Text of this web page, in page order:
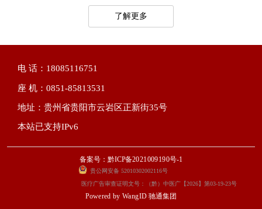
了解更多
电 话：18085116751
座 机：0851-85813531
地址：贵州省贵阳市云岩区正新街35号
本站已支持IPv6
备案号：黔ICP备2021009190号-1
贵公网安备 52010302002116号
医疗广告审查证明文号：（黔）中医广【2026】第03-19-23号
Powered by WangID 驰通集团